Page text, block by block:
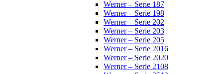
Werner – Serie 187
Werner – Serie 198
Werner – Serie 202
Werner – Serie 203
Werner – Serie 205
Werner – Serie 2016
Werner – Serie 2020
Werner – Serie 2108